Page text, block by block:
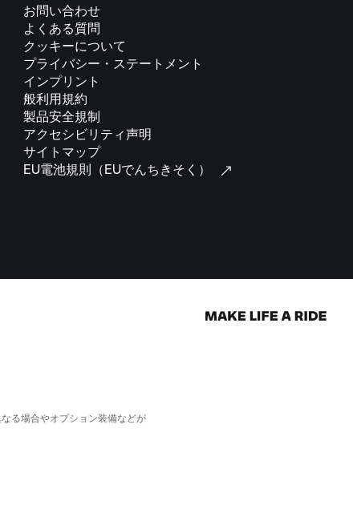
お問い合わせ
よくある質問
クッキーについて
プライバシー・ステートメント
インプリント
般利用規約
製品安全規制
アクセシビリティ声明
サイトマップ
EU電池規則（EUでんちきそく）
る場合やオプション装備などが